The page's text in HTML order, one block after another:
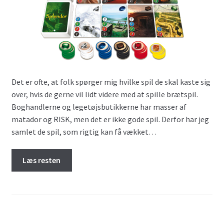
Det er ofte, at folk spørger mig hvilke spil de skal kaste sig
over, hvis de gerne vil lidt videre med at spille brætspil.
Boghandlerne og legetøjsbutikkerne har masser af
matador og RISK, men det er ikke gode spil. Derfor har jeg
samlet de spil, som rigtig kan få vækket…
Læs resten